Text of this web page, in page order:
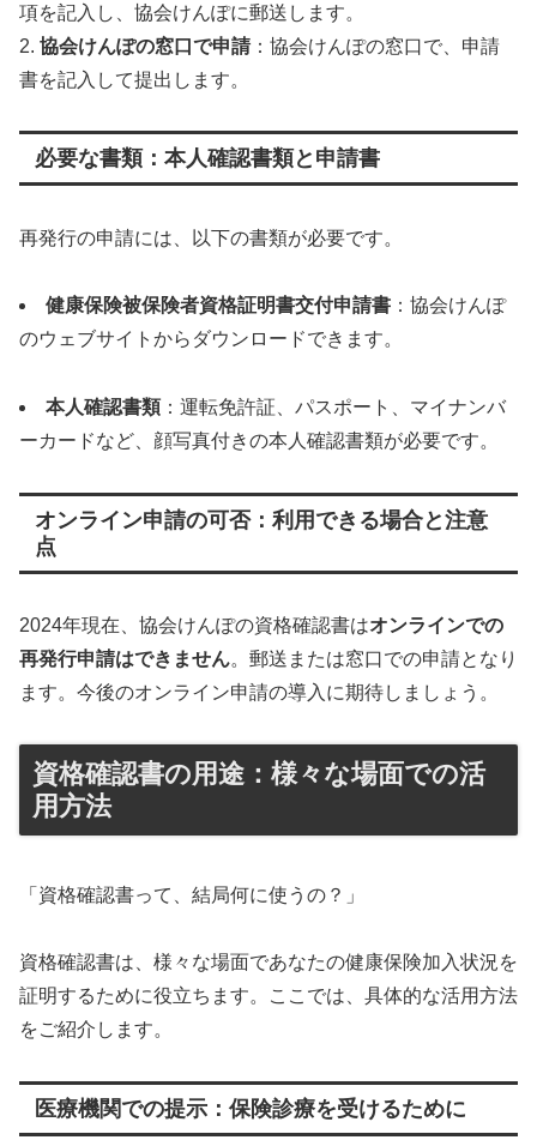
項を記入し、協会けんぽに郵送します。
2. 協会けんぽの窓口で申請：協会けんぽの窓口で、申請
書を記入して提出します。
必要な書類：本人確認書類と申請書
再発行の申請には、以下の書類が必要です。
健康保険被保険者資格証明書交付申請書 ：協会けんぽ
のウェブサイトからダウンロードできます。
本人確認書類：運転免許証、パスポート、マイナンバ
ーカードなど、顔写真付きの本人確認書類が必要です。
オンライン申請の可否：利用できる場合と注意
点
2024年現在、協会けんぽの資格確認書はオンラインでの
再発行申請はできません。郵送または窓口での申請となり
ます。今後のオンライン申請の導入に期待しましょう。
資格確認書の用途：様々な場面での活
用方法
「資格確認書って、結局何に使うの？」
資格確認書は、様々な場面であなたの健康保険加入状況を
証明するために役立ちます。ここでは、具体的な活用方法
をご紹介します。
医療機関での提示：保険診療を受けるために